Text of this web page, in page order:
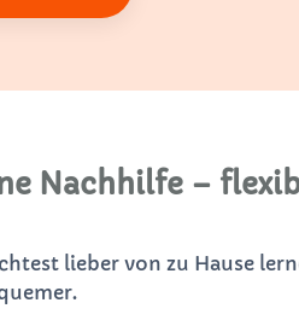
Nachhilfe –
lieber von zu Hause